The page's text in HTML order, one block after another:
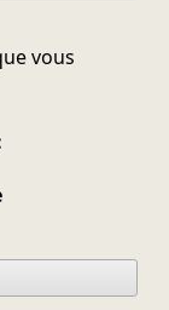
vous